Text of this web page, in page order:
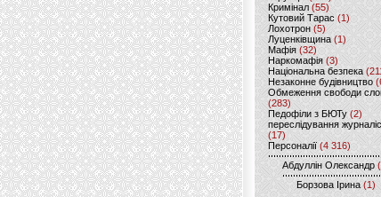
Кримінал (55)
Кутовий Тарас (1)
Лохотрон(5)
Луценківщина (1)
Мафія (32)
Наркомафія (3)
Національна безпека
Незаконне будівництво
Обмеження свободи
(283)
Педофіли з БЮТу (2)
переслідування
(17)
Персоналії (4 316)
Абдуллін Олександр
Борзова Ірина(1)